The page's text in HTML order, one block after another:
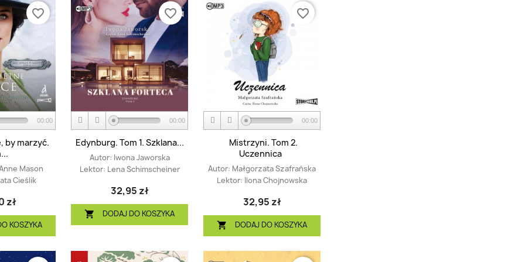
00:00
by marzyć.
Mason
Cieślik
zł
KOSZYKA
favorite_border
00:00
Edynburg. Tom 1. Szklana...
Autor: Iwona Jaworska
Lektor: Lena Schimscheiner
32,95 zł
 DODAJ DO KOSZYKA
favorite_border
00:00
Mistrzyni. Tom 2.
Uczennica
Autor: Małgorzata Szafrańska
Lektor: Ilona Chojnowska
32,95 zł
 DODAJ DO KOSZYKA
favorite_border